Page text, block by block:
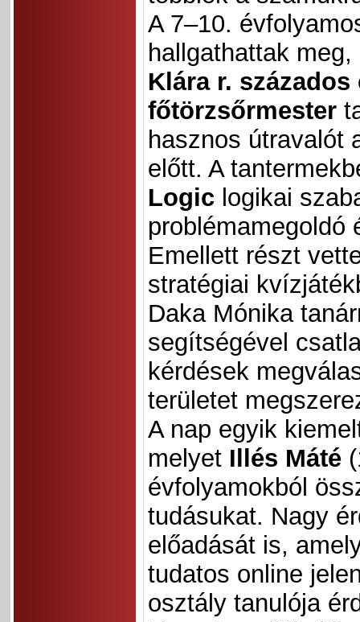
A 7–10.
hallgathattak
Klára r.
főtörzsőrmester
hasznos útravalót
előtt. A
Logic logikai
problémamegoldó
Emellett részt
stratégiai
Daka Mónika
segítségével
kérdések
területet
A nap egyik
melyet Illés Máté
évfolyamokból
tudásukat. Nagy
előadását is,
tudatos online
osztály tanulója